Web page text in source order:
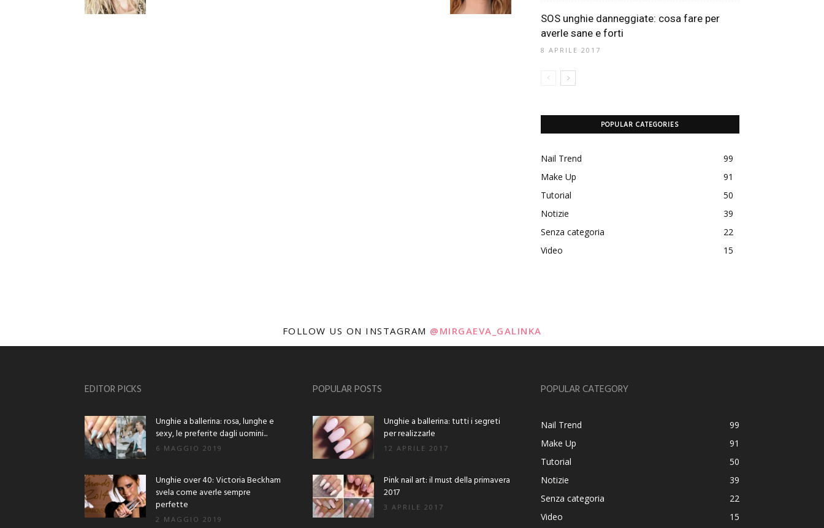
SOS unghie danneggiate: cosa fare per
averle sane e forti
8 APRILE 2017
POPULAR CATEGORIES
Nail Trend
99
Make Up
91
Tutorial
50
Notizie
39
Senza categoria
22
Video
15
FOLLOW US ON INSTAGRAM @MIRGAEVA_GALINKA
EDITOR PICKS
Unghie a ballerina: rosa, lunghe e
sexy, le preferite dagli uomini...
6 MAGGIO 2019
Unghie over 40: Victoria Beckham
svela come averle sempre
perfette
2 MAGGIO 2019
POPULAR POSTS
Unghie a ballerina: tutti i segreti
per realizzarle
12 APRILE 2017
Pink nail art: il must della primavera
2017
3 APRILE 2017
POPULAR CATEGORY
Nail Trend
99
Make Up
91
Tutorial
50
Notizie
39
Senza categoria
22
Video
15